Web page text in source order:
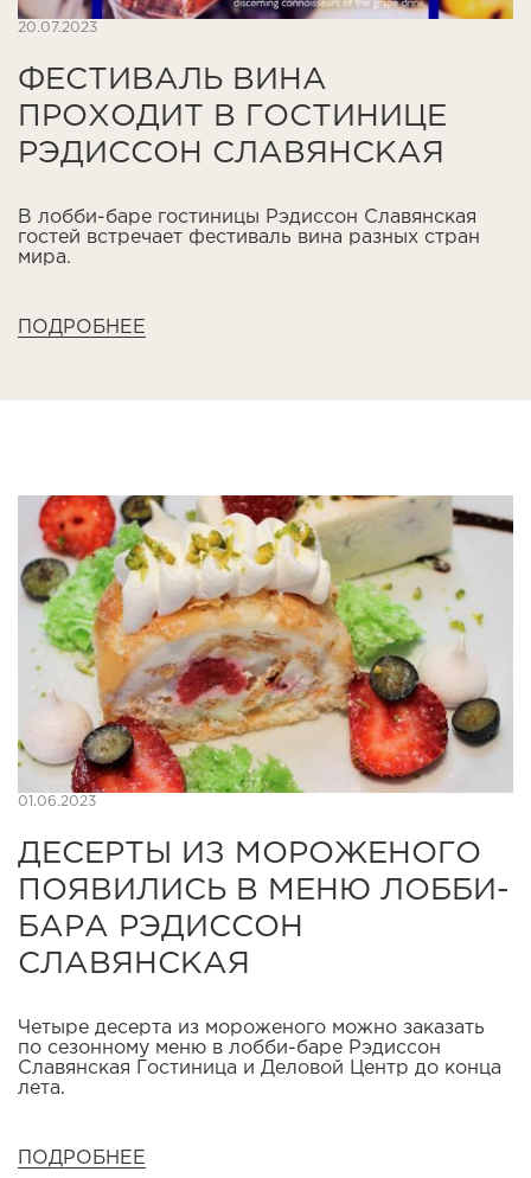
20.07.2023
ФЕСТИВАЛЬ ВИНА
ПРОХОДИТ В ГОСТИНИЦЕ
РЭДИССОН СЛАВЯНСКАЯ
В лобби-баре гостиницы Рэдиссон Славянская
гостей встречает фестиваль вина разных стран
мира.
ПОДРОБНЕЕ
01.06.2023
ДЕСЕРТЫ ИЗ МОРОЖЕНОГО
ПОЯВИЛИСЬ В МЕНЮ ЛОББИ-
БАРА РЭДИССОН
СЛАВЯНСКАЯ
Четыре десерта из мороженого можно заказать
по сезонному меню в лобби-баре Рэдиссон
Славянская Гостиница и Деловой Центр до конца
лета.
ПОДРОБНЕЕ